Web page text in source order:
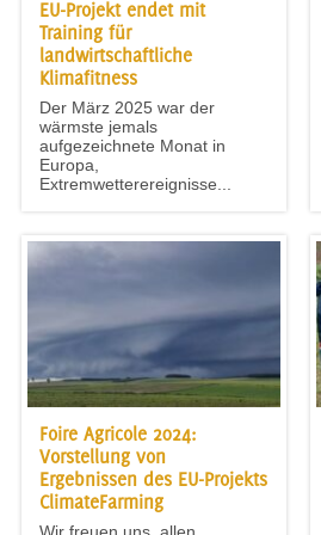
EU-Projekt endet mit
Training für
landwirtschaftliche
Klimafitness
Der März 2025 war der
wärmste jemals
aufgezeichnete Monat in
Europa,
Extremwetterereignisse...
Foire Agricole 2024:
Vorstellung von
Ergebnissen des EU-Projekts
ClimateFarming